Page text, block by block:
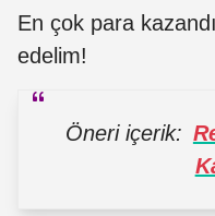
En çok para
edelim!
Öneri içerik: